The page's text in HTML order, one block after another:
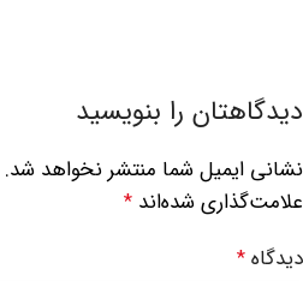
دیدگاهتان را بنویسید
نشانی ایمیل شما منتشر نخواهد شد.
علامت‌گذاری شده‌اند *
دیدگاه *